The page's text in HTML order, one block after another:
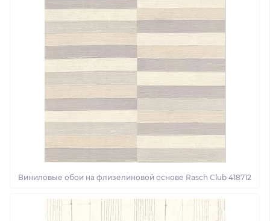
Виниловые обои на флизелиновой основе Rasch Club 418712